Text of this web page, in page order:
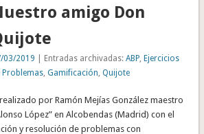
amigo Don
03/2019 | Entradas archivadas:ABP, Ejercicios
Problemas,Gamificación,Quijote
por Ramón Mejías González maestro
López” en Alcobendas (Madrid) con el
y resolución de problemas con